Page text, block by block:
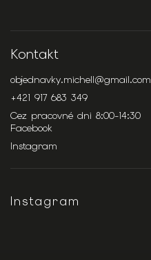
Kontakt
objednavky.michell@gmail.com
+421 917 683 349
Cez pracovné dni 8:00-14:30
Facebook
Instagram
Instagram